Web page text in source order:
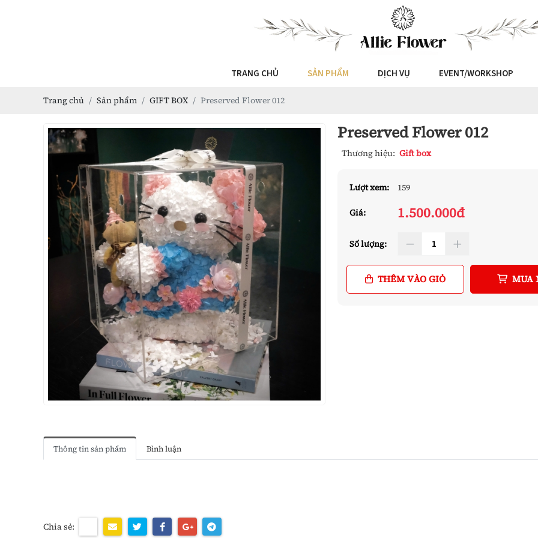
TRANG CHỦ SẢN PHẨM DỊCH VỤ EVENT/WORKSHOP
Trang chủ Sản phẩm GIFT BOX Preserved Flower 012
Preserved Flower 012
Thương hiệu: Gift box
Lượt xem: 159
Giá: 1.500.000đ
Số lượng:
THÊM VÀO GIỎ MUA
Thông tin sản phẩm Bình luận
Chia sẻ: